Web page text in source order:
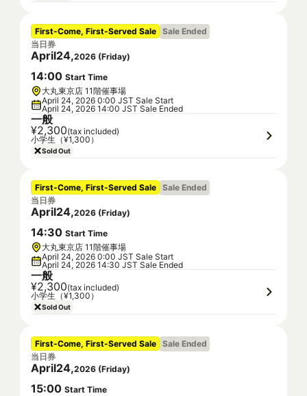
First-Come, First-Served Sale Sale Ended
当日券
April24,2026 (Friday)
14:00 Start Time
大丸東京店 11階催事場
April 24, 2026 0:00 JST Sale Start
April 24, 2026 14:00 JST Sale Ended
一般
¥2,300(tax included)
小学生（¥1,300）
Sold Out
First-Come, First-Served Sale Sale Ended
当日券
April24,2026 (Friday)
14:30 Start Time
大丸東京店 11階催事場
April 24, 2026 0:00 JST Sale Start
April 24, 2026 14:30 JST Sale Ended
一般
¥2,300(tax included)
小学生（¥1,300）
Sold Out
First-Come, First-Served Sale Sale Ended
当日券
April24,2026 (Friday)
15:00 Start Time